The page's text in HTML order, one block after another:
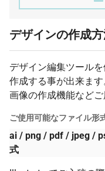
デザインの作成
デザイン編集ツール
作成する事が出来ま
画像の作成機能などご
ご使用可能なファイル形
ai / png / pdf / jpeg /
式